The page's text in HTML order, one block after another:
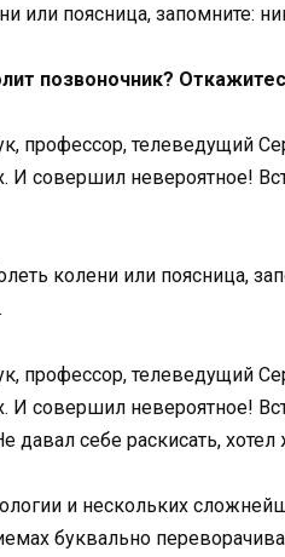
или поясница, запомните:
позвоночник?
профессор, телеведущий
И совершил невероятное!
профессор, телеведущий
И совершил невероятное!
давал себе раскисать,
и нескольких
буквально